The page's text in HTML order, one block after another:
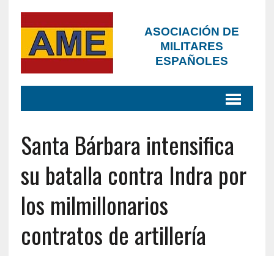
ASOCIACIÓN DE
MILITARES
ESPAÑOLES
Santa Bárbara intensifica
su batalla contra Indra por
los milmillonarios
contratos de artillería